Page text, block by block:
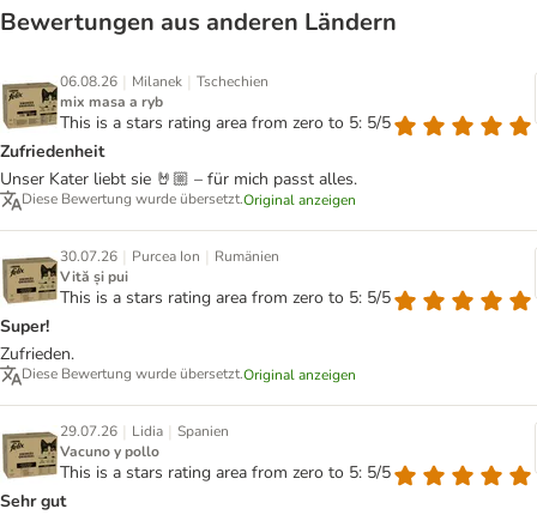
Bewertungen aus anderen Ländern
06.08.26 | Milanek | Tschechien
mix masa a ryb
This is a stars rating area from zero to 5: 5/5
Zufriedenheit
Unser Kater liebt sie 🤘🏼 – für mich passt alles.
Diese Bewertung wurde übersetzt.Original anzeigen
30.07.26 | Purcea Ion | Rumänien
Vită și pui
This is a stars rating area from zero to 5: 5/5
Super!
Zufrieden.
Diese Bewertung wurde übersetzt.Original anzeigen
29.07.26 | Lidia | Spanien
Vacuno y pollo
This is a stars rating area from zero to 5: 5/5
Sehr gut